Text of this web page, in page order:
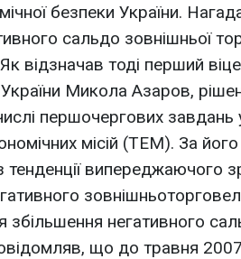
безпеки України.
сальдо зовнішньої
відзначав тоді перший
України Микола Азаров,
першочергових завдань
місій (ТЕМ). За
тенденції випереджаючого
збільшення негативного
що до травня